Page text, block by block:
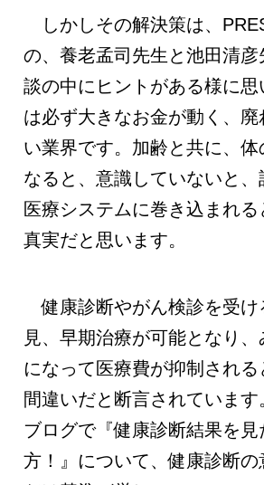
しかしその解決策は、
の、養老孟司先生と池田清
談の中にヒントがある様に思
は必ず大きなお金が動く、
い業界です。加齢と共に、体
なると、意識していないと
医療システムに巻き込まれる
真実だと思います。
健康診断やがん検診を受け
見、早期治療が可能となり
になって医療費が抑制される
間違いだと断言されています
ブログで『健康診断結果を見
方！』について、健康診断の